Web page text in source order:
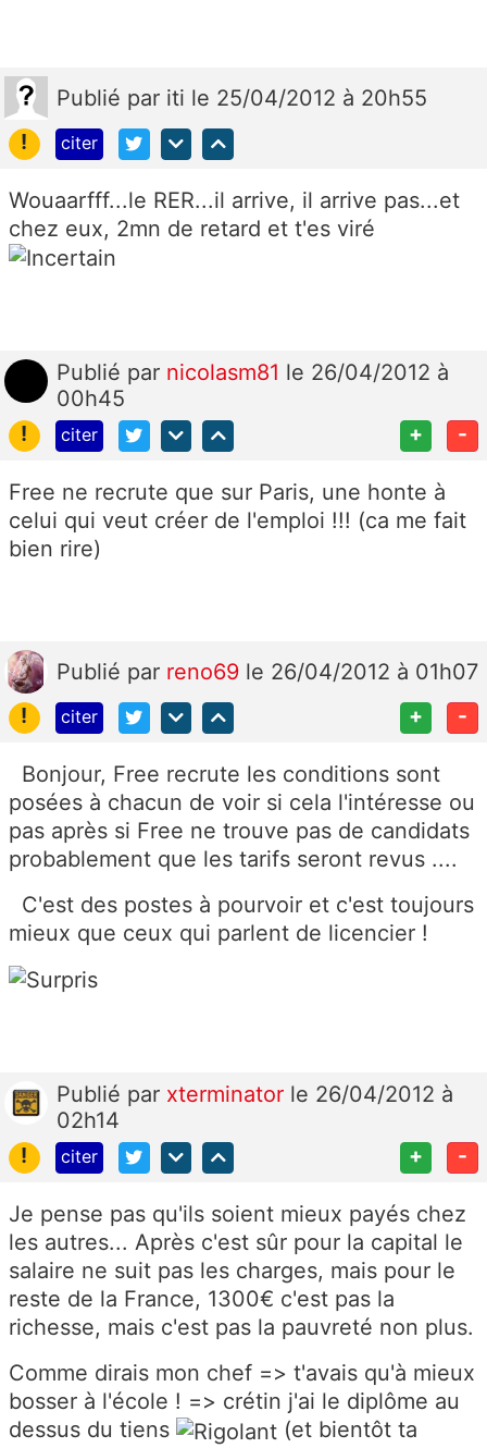
Publié par iti le 25/04/2012 à 20h55
!
citer
Wouaarfff...le RER...il arrive, il arrive pas...et
chez eux, 2mn de retard et t'es viré
Publié par nicolasm81 le 26/04/2012 à
00h45
!
citer + -
Free ne recrute que sur Paris, une honte à
celui qui veut créer de l'emploi !!! (ca me fait
bien rire)
Publié par reno69 le 26/04/2012 à 01h07
!
citer + -
Bonjour, Free recrute les conditions sont
posées à chacun de voir si cela l'intéresse ou
pas après si Free ne trouve pas de candidats
probablement que les tarifs seront revus ....
C'est des postes à pourvoir et c'est toujours
mieux que ceux qui parlent de licencier !
Publié par xterminator le 26/04/2012 à
02h14
!
citer + -
Je pense pas qu'ils soient mieux payés chez
les autres... Après c'est sûr pour la capital le
salaire ne suit pas les charges, mais pour le
reste de la France, 1300€ c'est pas la
richesse, mais c'est pas la pauvreté non plus.
Comme dirais mon chef => t'avais qu'à mieux
bosser à l'école ! => crétin j'ai le diplôme au
dessus du tiens
(et bientôt ta